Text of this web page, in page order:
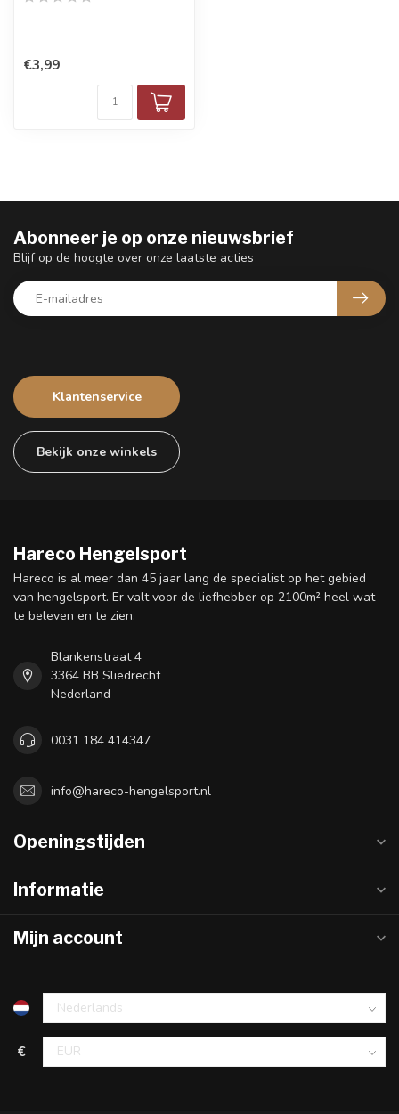
€3,99
Klantenservice
Bekijk onze winkels
Abonneer je op onze nieuwsbrief
Blijf op de hoogte over onze laatste acties
Hareco Hengelsport
Hareco is al meer dan 45 jaar lang de specialist op het gebied
van hengelsport. Er valt voor de liefhebber op 2100m² heel wat
te beleven en te zien.
Blankenstraat 4
3364 BB Sliedrecht
Nederland
0031 184 414347
info@hareco-hengelsport.nl
Openingstijden
Informatie
Mijn account
€